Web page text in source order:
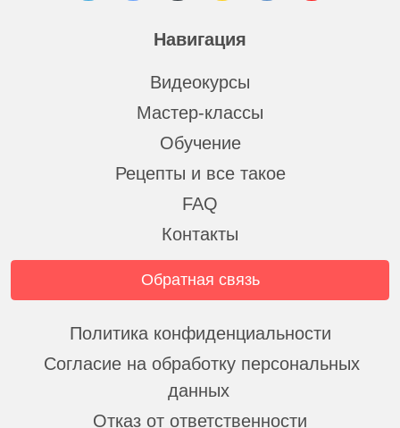
Навигация
Видеокурсы
Мастер-классы
Обучение
Рецепты и все такое
FAQ
Контакты
Обратная связь
Политика конфиденциальности
Согласие на обработку персональных
данных
Отказ от ответственности